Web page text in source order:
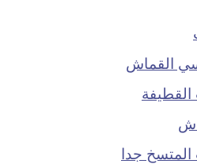
القماش
جدا